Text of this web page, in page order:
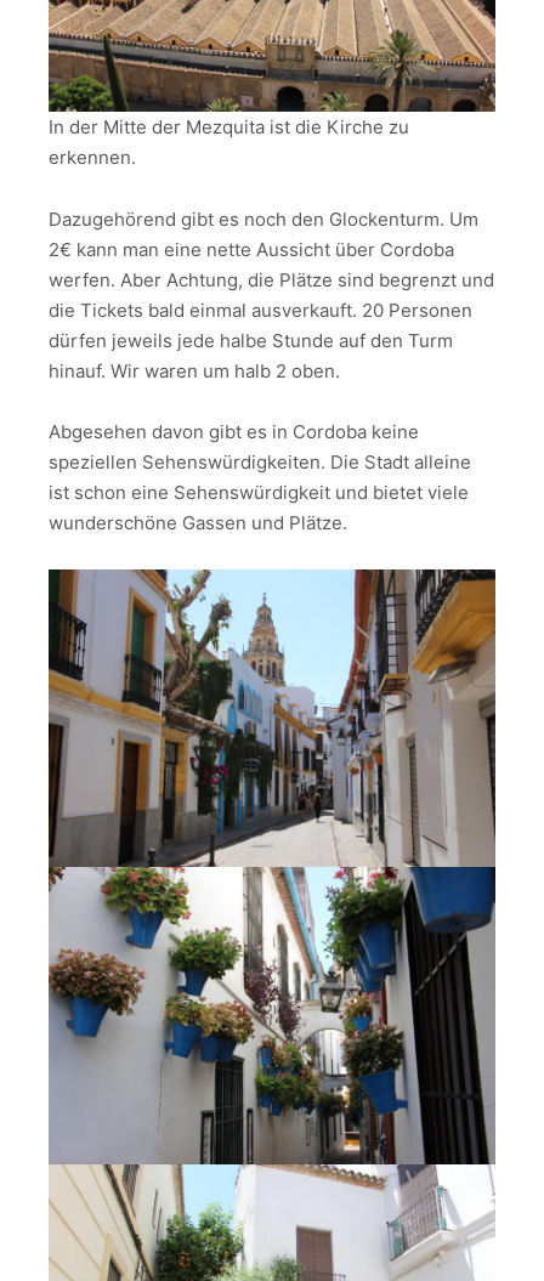
In der Mitte der Mezquita ist die Kirche zu
erkennen.
Dazugehörend gibt es noch den Glockenturm. Um
2€ kann man eine nette Aussicht über Cordoba
werfen. Aber Achtung, die Plätze sind begrenzt und
die Tickets bald einmal ausverkauft. 20 Personen
dürfen jeweils jede halbe Stunde auf den Turm
hinauf. Wir waren um halb 2 oben.
Abgesehen davon gibt es in Cordoba keine
speziellen Sehenswürdigkeiten. Die Stadt alleine
ist schon eine Sehenswürdigkeit und bietet viele
wunderschöne Gassen und Plätze.